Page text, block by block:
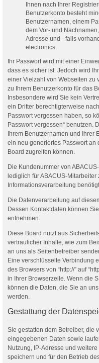
Ihnen nach Ihrer
Benutzerkonto besteht
Benutzernamen, einem
dem Vor- und
Adresse und - falls
electronics.
Ihr Passwort wird mit einer
dass es sicher ist. Jedoch wird
einer Vielzahl von Webseiten zu
zu Ihrem Benutzerkonto für das
Insbesondere wird Sie kein
ein Dritter berechtigterweise
Passwort vergessen haben, so
Passwort vergessen“ benutzen.
Ihrem Benutzernamen und Ihrer
ein neu generiertes Passwort an
Board zugreifen können.
Die Kundenummer von
lediglich für ABACUS-
Informationsverarbeitung
Die Datenverarbeitung auf
Dessen Kontaktdaten können
entnehmen.
Diese Board nutzt aus
vertraulicher Inhalte, wie zum
an uns als Seitenbetreiber
Eine verschlüsselte Verbindung
des Browsers von “http://” auf
in Ihrer Browserzeile. Wenn die
können die Daten, die Sie an
werden.
Gestattung der
Sie gestatten dem Betreiber, die
eingegebenen Daten sowie
Nutzung, IP-Adresse und
speichern und für den Betrieb